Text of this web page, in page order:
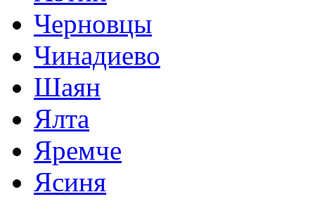
Черновцы
Чинадиево
Шаян
Ялта
Яремче
Ясиня